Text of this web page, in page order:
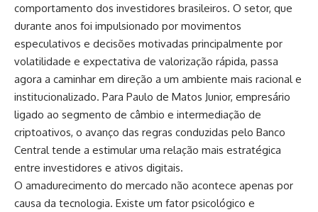
comportamento dos investidores brasileiros. O setor, que
durante anos foi impulsionado por movimentos
especulativos e decisões motivadas principalmente por
volatilidade e expectativa de valorização rápida, passa
agora a caminhar em direção a um ambiente mais racional e
institucionalizado. Para Paulo de Matos Junior, empresário
ligado ao segmento de câmbio e intermediação de
criptoativos, o avanço das regras conduzidas pelo Banco
Central tende a estimular uma relação mais estratégica
entre investidores e ativos digitais.
O amadurecimento do mercado não acontece apenas por
causa da tecnologia. Existe um fator psicológico e